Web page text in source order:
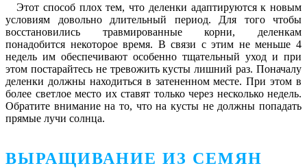
Этот способ плох тем, что деленки адаптируются к новым
условиям довольно длительный период. Для того чтобы
восстановились травмированные корни, деленкам
понадобится некоторое время. В связи с этим не меньше 4
недель им обеспечивают особенно тщательный уход и при
этом постарайтесь не тревожить кусты лишний раз. Поначалу
деленки должны находиться в затененном месте. При этом в
более светлое место их ставят только через несколько недель.
Обратите внимание на то, что на кусты не должны попадать
прямые лучи солнца.
ВЫРАЩИВАНИЕ ИЗ СЕМЯН